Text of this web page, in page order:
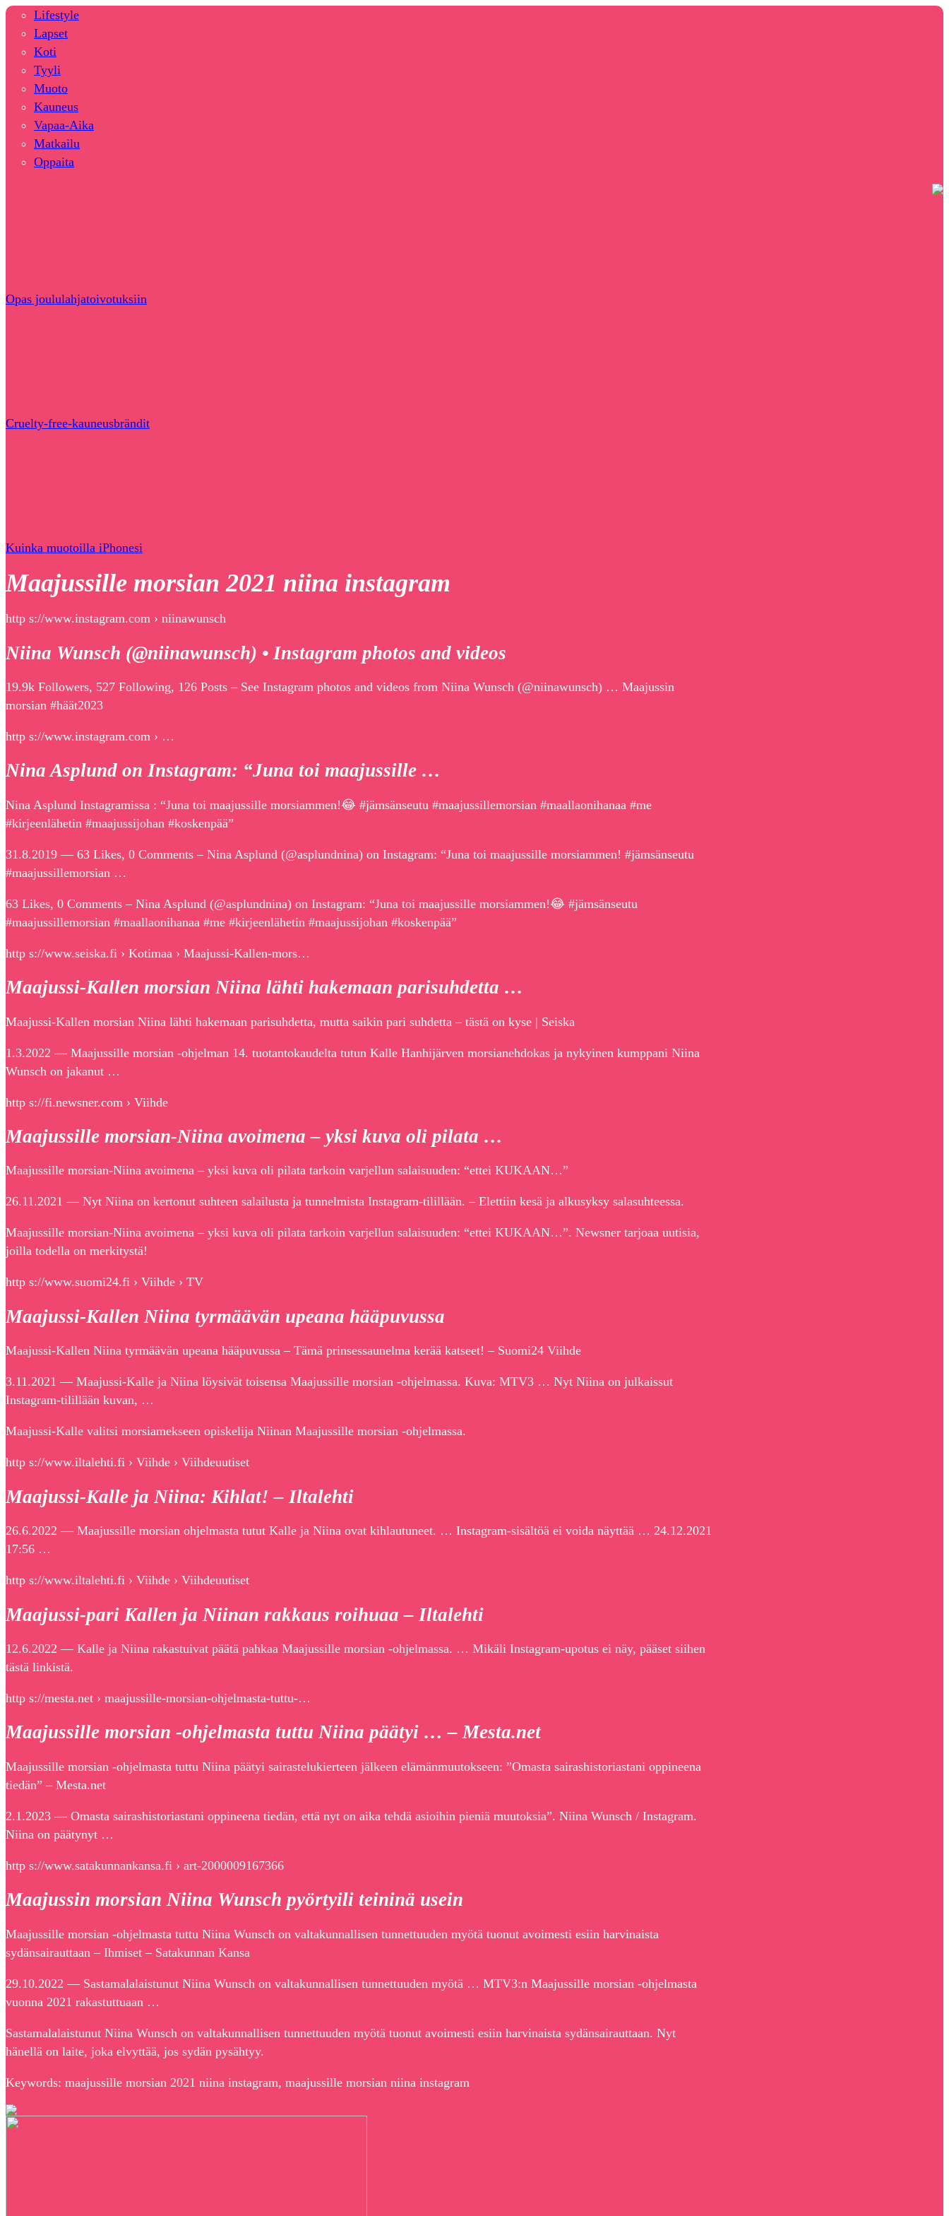
Lifestyle
Lapset
Koti
Tyyli
Muoto
Kauneus
Vapaa-Aika
Matkailu
Oppaita
Opas joululahjatoivotuksiin
Cruelty-free-kauneusbrändit
Kuinka muotoilla iPhonesi
Maajussille morsian 2021 niina instagram
http s://www.instagram.com › niinawunsch
Niina Wunsch (@niinawunsch) • Instagram photos and videos
19.9k Followers, 527 Following, 126 Posts – See Instagram photos and videos from Niina Wunsch (@niinawunsch) … Maajussin
morsian #häät2023
http s://www.instagram.com › …
Nina Asplund on Instagram: “Juna toi maajussille …
Nina Asplund Instagramissa : “Juna toi maajussille morsiammen!😂 #jämsänseutu #maajussillemorsian #maallaonihanaa #me
#kirjeenlähetin #maajussijohan #koskenpää”
31.8.2019 — 63 Likes, 0 Comments – Nina Asplund (@asplundnina) on Instagram: “Juna toi maajussille morsiammen! #jämsänseutu
#maajussillemorsian …
63 Likes, 0 Comments – Nina Asplund (@asplundnina) on Instagram: “Juna toi maajussille morsiammen!😂 #jämsänseutu
#maajussillemorsian #maallaonihanaa #me #kirjeenlähetin #maajussijohan #koskenpää”
http s://www.seiska.fi › Kotimaa › Maajussi-Kallen-mors…
Maajussi-Kallen morsian Niina lähti hakemaan parisuhdetta …
Maajussi-Kallen morsian Niina lähti hakemaan parisuhdetta, mutta saikin pari suhdetta – tästä on kyse | Seiska
1.3.2022 — Maajussille morsian -ohjelman 14. tuotantokaudelta tutun Kalle Hanhijärven morsianehdokas ja nykyinen kumppani Niina
Wunsch on jakanut …
http s://fi.newsner.com › Viihde
Maajussille morsian-Niina avoimena – yksi kuva oli pilata …
Maajussille morsian-Niina avoimena – yksi kuva oli pilata tarkoin varjellun salaisuuden: “ettei KUKAAN…”
26.11.2021 — Nyt Niina on kertonut suhteen salailusta ja tunnelmista Instagram-tilillään. – Elettiin kesä ja alkusyksy salasuhteessa.
Maajussille morsian-Niina avoimena – yksi kuva oli pilata tarkoin varjellun salaisuuden: “ettei KUKAAN…”. Newsner tarjoaa uutisia,
joilla todella on merkitystä!
http s://www.suomi24.fi › Viihde › TV
Maajussi-Kallen Niina tyrmäävän upeana hääpuvussa
Maajussi-Kallen Niina tyrmäävän upeana hääpuvussa – Tämä prinsessaunelma kerää katseet! – Suomi24 Viihde
3.11.2021 — Maajussi-Kalle ja Niina löysivät toisensa Maajussille morsian -ohjelmassa. Kuva: MTV3 … Nyt Niina on julkaissut
Instagram-tilillään kuvan, …
Maajussi-Kalle valitsi morsiamekseen opiskelija Niinan Maajussille morsian -ohjelmassa.
http s://www.iltalehti.fi › Viihde › Viihdeuutiset
Maajussi-Kalle ja Niina: Kihlat! – Iltalehti
26.6.2022 — Maajussille morsian ohjelmasta tutut Kalle ja Niina ovat kihlautuneet. … Instagram-sisältöä ei voida näyttää … 24.12.2021
17:56 …
http s://www.iltalehti.fi › Viihde › Viihdeuutiset
Maajussi-pari Kallen ja Niinan rakkaus roihuaa – Iltalehti
12.6.2022 — Kalle ja Niina rakastuivat päätä pahkaa Maajussille morsian -ohjelmassa. … Mikäli Instagram-upotus ei näy, pääset siihen
tästä linkistä.
http s://mesta.net › maajussille-morsian-ohjelmasta-tuttu-…
Maajussille morsian -ohjelmasta tuttu Niina päätyi … – Mesta.net
Maajussille morsian -ohjelmasta tuttu Niina päätyi sairastelukierteen jälkeen elämänmuutokseen: ”Omasta sairashistoriastani oppineena
tiedän” – Mesta.net
2.1.2023 — Omasta sairashistoriastani oppineena tiedän, että nyt on aika tehdä asioihin pieniä muutoksia”. Niina Wunsch / Instagram.
Niina on päätynyt …
http s://www.satakunnankansa.fi › art-2000009167366
Maajussin morsian Niina Wunsch pyörtyili teininä usein
Maajussille morsian -ohjelmasta tuttu Niina Wunsch on valtakunnallisen tunnettuuden myötä tuonut avoimesti esiin harvinaista
sydänsairauttaan – Ihmiset – Satakunnan Kansa
29.10.2022 — Sastamalalaistunut Niina Wunsch on valtakunnallisen tunnettuuden myötä … MTV3:n Maajussille morsian -ohjelmasta
vuonna 2021 rakastuttuaan …
Sastamalalaistunut Niina Wunsch on valtakunnallisen tunnettuuden myötä tuonut avoimesti esiin harvinaista sydänsairauttaan. Nyt
hänellä on laite, joka elvyttää, jos sydän pysähtyy.
Keywords: maajussille morsian 2021 niina instagram, maajussille morsian niina instagram